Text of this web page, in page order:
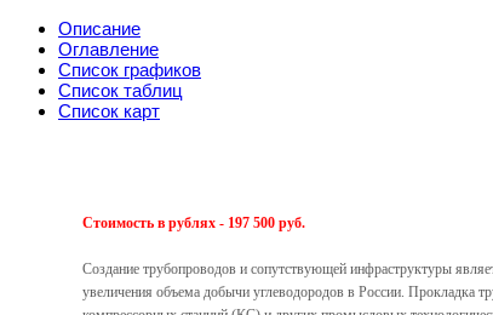
Описание
Оглавление
Список графиков
Список таблиц
Список карт
Стоимость в рублях - 197 500 руб.
Создание трубопроводов и сопутствующей инфраструктуры
увеличения объема добычи углеводородов в России. Прокладка